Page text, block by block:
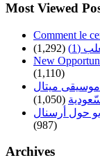
Most Viewed
Comment le
(1)
(1,292)
New
(1,110)
موسيقى ميتال
(1,050)
حول أرسنال
(987)
Archives